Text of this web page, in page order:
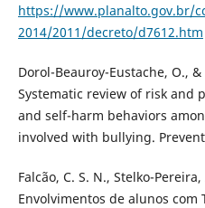
https://www.planalto.gov.br/
2014/2011/decreto/d7612.htm
Dorol-Beauroy-Eustache, O.,
Systematic review of risk and
and self-harm behaviors
involved with bullying.
Falcão, C. S. N., Stelko-
Envolvimentos de alunos com